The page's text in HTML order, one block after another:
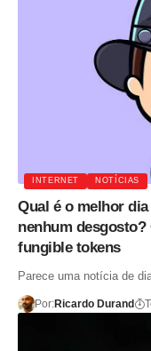
INTERNET NOTÍCIAS
Qual é o melhor
nenhum
fungible tokens
Parece uma notícia de
Por:Ricardo Durand